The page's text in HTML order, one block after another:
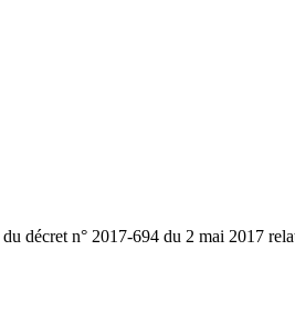
décret n° 2017-694 du 2 mai 2017